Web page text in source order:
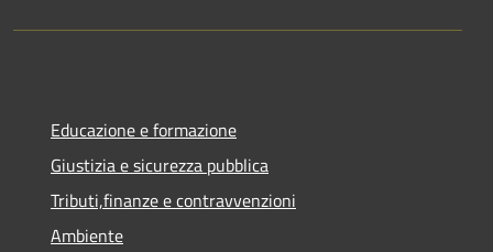
Educazione e formazione
Giustizia e sicurezza pubblica
Tributi,finanze e contravvenzioni
Ambiente